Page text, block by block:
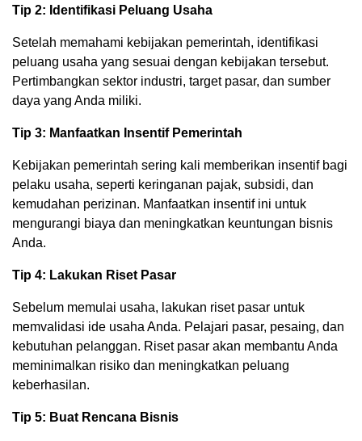
Tip 2: Identifikasi Peluang Usaha
Setelah memahami kebijakan pemerintah, identifikasi
peluang usaha yang sesuai dengan kebijakan tersebut.
Pertimbangkan sektor industri, target pasar, dan sumber
daya yang Anda miliki.
Tip 3: Manfaatkan Insentif Pemerintah
Kebijakan pemerintah sering kali memberikan insentif bagi
pelaku usaha, seperti keringanan pajak, subsidi, dan
kemudahan perizinan. Manfaatkan insentif ini untuk
mengurangi biaya dan meningkatkan keuntungan bisnis
Anda.
Tip 4: Lakukan Riset Pasar
Sebelum memulai usaha, lakukan riset pasar untuk
memvalidasi ide usaha Anda. Pelajari pasar, pesaing, dan
kebutuhan pelanggan. Riset pasar akan membantu Anda
meminimalkan risiko dan meningkatkan peluang
keberhasilan.
Tip 5: Buat Rencana Bisnis